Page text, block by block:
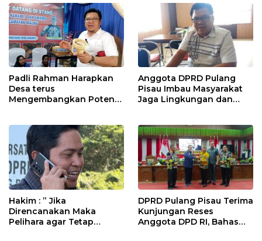
Padli Rahman Harapkan
Desa terus
Mengembangkan Potensi
Anggota DPRD Pulang
Pisau Imbau Masyarakat
Jaga Lingkungan dan
Hakim : ” Jika
Direncanakan Maka
Pelihara agar Tetap
DPRD Pulang Pisau Terima
Kunjungan Reses
Anggota DPD RI, Bahas